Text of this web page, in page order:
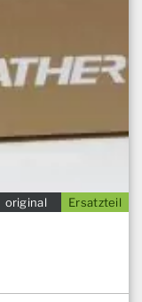
Ersatzteil
original